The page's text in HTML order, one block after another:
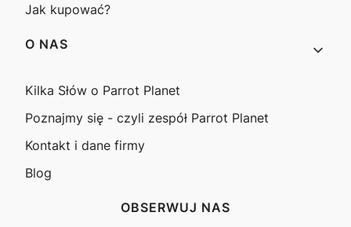
Jak kupować?
O NAS
Kilka Słów o Parrot Planet
Poznajmy się - czyli zespół Parrot Planet
Kontakt i dane firmy
Blog
OBSERWUJ NAS